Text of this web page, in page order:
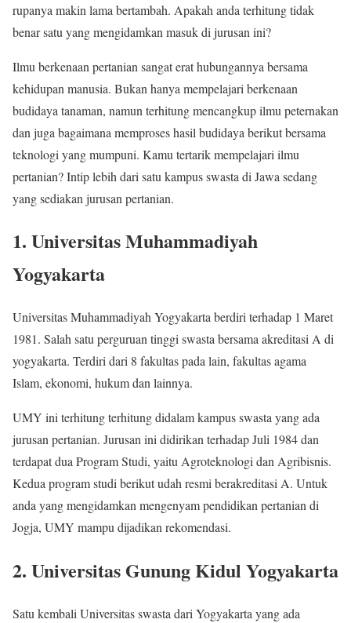
rupanya makin lama bertambah. Apakah anda terhitung tidak
benar satu yang mengidamkan masuk di jurusan ini?
Ilmu berkenaan pertanian sangat erat hubungannya bersama
kehidupan manusia. Bukan hanya mempelajari berkenaan
budidaya tanaman, namun terhitung mencangkup ilmu peternakan
dan juga bagaimana memproses hasil budidaya berikut bersama
teknologi yang mumpuni. Kamu tertarik mempelajari ilmu
pertanian? Intip lebih dari satu kampus swasta di Jawa sedang
yang sediakan jurusan pertanian.
1. Universitas Muhammadiyah
Yogyakarta
Universitas Muhammadiyah Yogyakarta berdiri terhadap 1 Maret
1981. Salah satu perguruan tinggi swasta bersama akreditasi A di
yogyakarta. Terdiri dari 8 fakultas pada lain, fakultas agama
Islam, ekonomi, hukum dan lainnya.
UMY ini terhitung terhitung didalam kampus swasta yang ada
jurusan pertanian. Jurusan ini didirikan terhadap Juli 1984 dan
terdapat dua Program Studi, yaitu Agroteknologi dan Agribisnis.
Kedua program studi berikut udah resmi berakreditasi A. Untuk
anda yang mengidamkan mengenyam pendidikan pertanian di
Jogja, UMY mampu dijadikan rekomendasi.
2. Universitas Gunung Kidul Yogyakarta
Satu kembali Universitas swasta dari Yogyakarta yang ada